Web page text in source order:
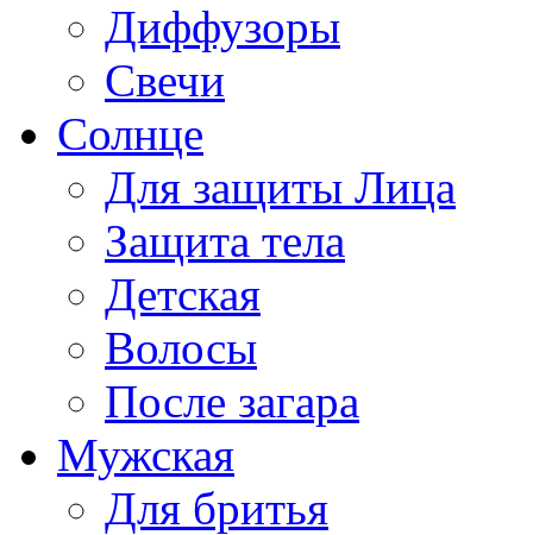
Диффузоры
Свечи
Солнце
Для защиты Лица
Защита тела
Детская
Волосы
После загара
Мужская
Для бритья